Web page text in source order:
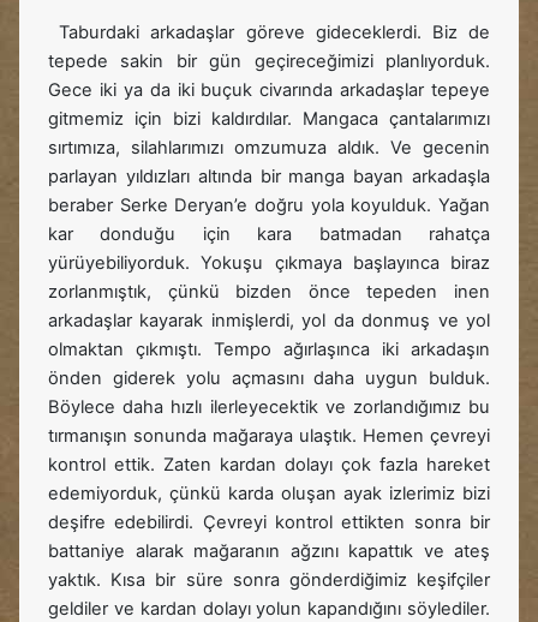
Taburdaki arkadaşlar göreve gideceklerdi. Biz de
tepede sakin bir gün geçireceğimizi planlıyorduk.
Gece iki ya da iki buçuk civarında arkadaşlar tepeye
gitmemiz için bizi kaldırdılar. Mangaca çantalarımızı
sırtımıza, silahlarımızı omzumuza aldık. Ve gecenin
parlayan yıldızları altında bir manga bayan arkadaşla
beraber Serke Deryan’e doğru yola koyulduk. Yağan
kar donduğu için kara batmadan rahatça
yürüyebiliyorduk. Yokuşu çıkmaya başlayınca biraz
zorlanmıştık, çünkü bizden önce tepeden inen
arkadaşlar kayarak inmişlerdi, yol da donmuş ve yol
olmaktan çıkmıştı. Tempo ağırlaşınca iki arkadaşın
önden giderek yolu açmasını daha uygun bulduk.
Böylece daha hızlı ilerleyecektik ve zorlandığımız bu
tırmanışın sonunda mağaraya ulaştık. Hemen çevreyi
kontrol ettik. Zaten kardan dolayı çok fazla hareket
edemiyorduk, çünkü karda oluşan ayak izlerimiz bizi
deşifre edebilirdi. Çevreyi kontrol ettikten sonra bir
battaniye alarak mağaranın ağzını kapattık ve ateş
yaktık. Kısa bir süre sonra gönderdiğimiz keşifçiler
geldiler ve kardan dolayı yolun kapandığını söylediler.